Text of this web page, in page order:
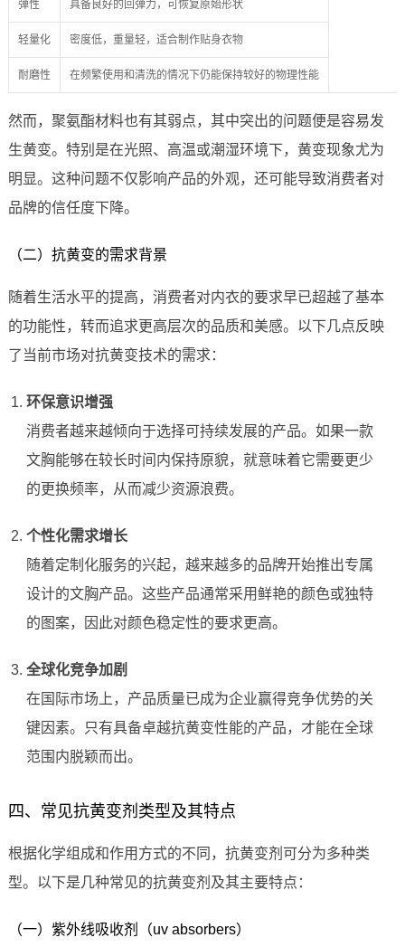
弹性 具备良好的回弹力，可恢复原始形状
轻量化 密度低，重量轻，适合制作贴身衣物
耐磨性 在频繁使用和清洗的情况下仍能保持较好的物理性能
然而，聚氨酯材料也有其弱点，其中突出的问题便是容易发
生黄变。特别是在光照、高温或潮湿环境下，黄变现象尤为
明显。这种问题不仅影响产品的外观，还可能导致消费者对
品牌的信任度下降。
（二）抗黄变的需求背景
随着生活水平的提高，消费者对内衣的要求早已超越了基本
的功能性，转而追求更高层次的品质和美感。以下几点反映
了当前市场对抗黄变技术的需求：
环保意识增强
消费者越来越倾向于选择可持续发展的产品。如果一款
文胸能够在较长时间内保持原貌，就意味着它需要更少
的更换频率，从而减少资源浪费。
个性化需求增长
随着定制化服务的兴起，越来越多的品牌开始推出专属
设计的文胸产品。这些产品通常采用鲜艳的颜色或独特
的图案，因此对颜色稳定性的要求更高。
全球化竞争加剧
在国际市场上，产品质量已成为企业赢得竞争优势的关
键因素。只有具备卓越抗黄变性能的产品，才能在全球
范围内脱颖而出。
四、常见抗黄变剂类型及其特点
根据化学组成和作用方式的不同，抗黄变剂可分为多种类
型。以下是几种常见的抗黄变剂及其主要特点：
（一）紫外线吸收剂（uv absorbers）